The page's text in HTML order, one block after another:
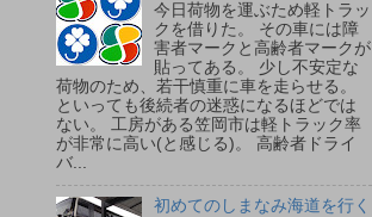
今日荷物を運ぶため軽トラッ
クを借りた。 その車には障
害者マークと高齢者マークが
貼ってある。 少し不安定な
荷物のため、若干慎重に車を走らせる。
といっても後続者の迷惑になるほどでは
ない。 工房がある笠岡市は軽トラック率
が非常に高い(と感じる)。 高齢者ドライ
バ...
初めてのしまなみ海道を行く